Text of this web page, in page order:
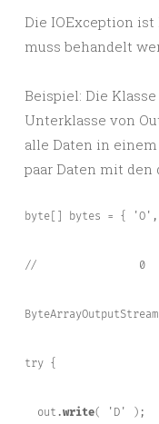
Die IOException
muss behandelt
Beispiel: Die
Unterklasse von
alle Daten in
paar Daten mit
byte[] bytes = {
//                0
try {
out.write( 'D' );